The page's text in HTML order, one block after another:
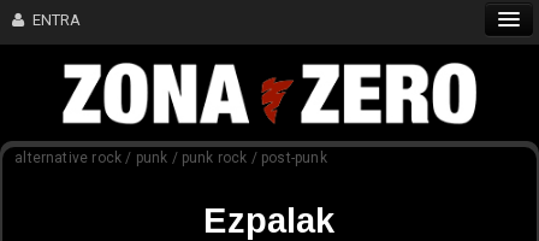
ENTRA
CONTENIDO
alternative rock / punk / punk rock / post-punk
Ezpalak